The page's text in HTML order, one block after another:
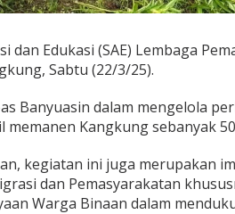
dan Edukasi (SAE) Lembaga
Sabtu (22/3/25).
Banyuasin dalam mengelola
Kangkung sebanyak
kegiatan ini juga merupakan
dan Pemasyarakatan
Warga Binaan dalam